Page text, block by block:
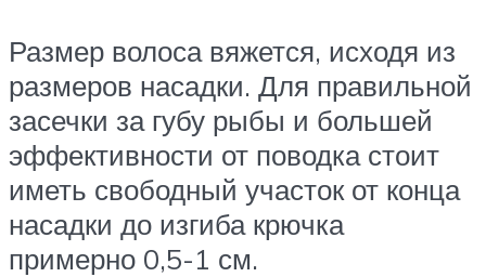
Размер волоса вяжется, исходя из
размеров насадки. Для правильной
засечки за губу рыбы и большей
эффективности от поводка стоит
иметь свободный участок от конца
насадки до изгиба крючка
примерно 0,5-1 см.